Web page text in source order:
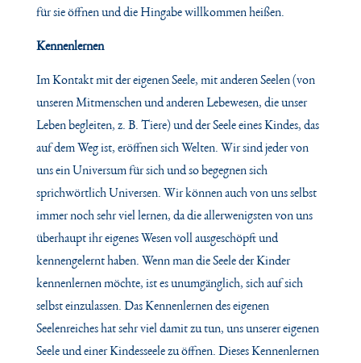
für sie öffnen und die Hingabe willkommen heißen.
Kennenlernen
Im Kontakt mit der eigenen Seele, mit anderen Seelen (von
unseren Mitmenschen und anderen Lebewesen, die unser
Leben begleiten, z. B. Tiere) und der Seele eines Kindes, das
auf dem Weg ist, eröffnen sich Welten. Wir sind jeder von
uns ein Universum für sich und so begegnen sich
sprichwörtlich Universen. Wir können auch von uns selbst
immer noch sehr viel lernen, da die allerwenigsten von uns
überhaupt ihr eigenes Wesen voll ausgeschöpft und
kennengelernt haben. Wenn man die Seele der Kinder
kennenlernen möchte, ist es unumgänglich, sich auf sich
selbst einzulassen. Das Kennenlernen des eigenen
Seelenreiches hat sehr viel damit zu tun, uns unserer eigenen
Seele und einer Kindesseele zu öffnen. Dieses Kennenlernen